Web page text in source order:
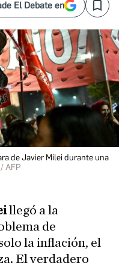
El Debate en Save
de Javier Milei durante una
AFP
llegó a la
de
la inflación, el
El verdadero